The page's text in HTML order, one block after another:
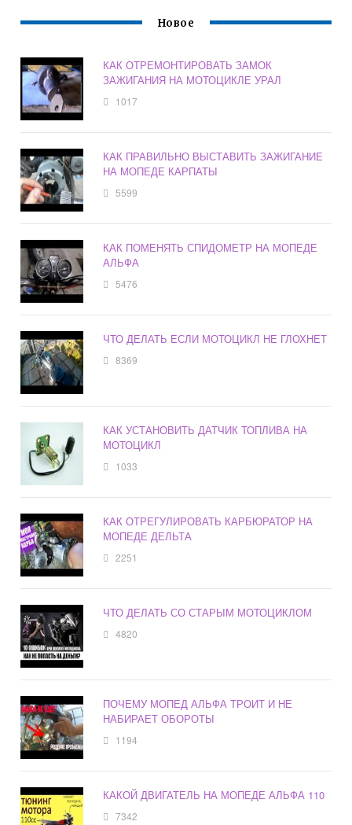
Новое
КАК ОТРЕМОНТИРОВАТЬ ЗАМОК
ЗАЖИГАНИЯ НА МОТОЦИКЛЕ УРАЛ
1017
КАК ПРАВИЛЬНО ВЫСТАВИТЬ ЗАЖИГАНИЕ
НА МОПЕДЕ КАРПАТЫ
5599
КАК ПОМЕНЯТЬ СПИДОМЕТР НА МОПЕДЕ
АЛЬФА
5476
ЧТО ДЕЛАТЬ ЕСЛИ МОТОЦИКЛ НЕ ГЛОХНЕТ
8369
КАК УСТАНОВИТЬ ДАТЧИК ТОПЛИВА НА
МОТОЦИКЛ
1033
КАК ОТРЕГУЛИРОВАТЬ КАРБЮРАТОР НА
МОПЕДЕ ДЕЛЬТА
2251
ЧТО ДЕЛАТЬ СО СТАРЫМ МОТОЦИКЛОМ
4820
ПОЧЕМУ МОПЕД АЛЬФА ТРОИТ И НЕ
НАБИРАЕТ ОБОРОТЫ
1194
КАКОЙ ДВИГАТЕЛЬ НА МОПЕДЕ АЛЬФА 110
7342